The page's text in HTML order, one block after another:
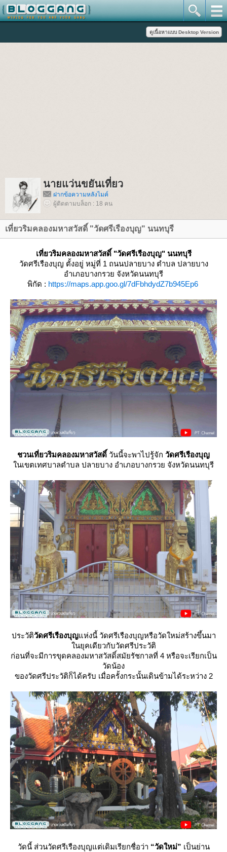
นายแว่นขยันเที่ยว
ฝากข้อความหลังไมค์
ผู้ติดตามบล็อก : 18 คน
เที่ยวริมคลองมหาสวัสดิ์ "วัดศรีเรืองบุญ" นนทบุรี
เที่ยวริมคลองมหาสวัสดิ์ "วัดศรีเรืองบุญ" นนทบุรี
วัดศรีเรืองบุญ ตั้งอยู่ หมู่ที่ 1 ถนนปลายบาง ตำบล ปลายบาง
อำเภอบางกรวย จังหวัดนนทบุรี
พิกัด : https://maps.app.goo.gl/7dFbhdydZ7b945Ep6
ชวนเที่ยวริมคลองมหาสวัสดิ์ วันนี้จะพาไปรู้จัก วัดศรีเรืองบุญ
นเขตเทศบาลตำบล ปลายบาง อำเภอบางกรวย จังหวัดนนทบุรี
ประวัติวัดศรีเรืองบุญห่งนี้ วัดศรีเรืองบุญหรือวัดใหม่สร้างขึ้นมา
นยุคเดียวกับวัดศรีประวัติ
ก่อนที่จะมีการขุดคลองมหาสวัสดิ์สมัยรัชกาลที่ 4 หรือจะเรียกเป็น
วัดน้อง
ของวัดศรีประวัติก็ได้ครับ เมื่อครั้งกระนั้นเดินข้ามได้ระหว่าง 2
วัดนี้ ส่วนวัดศรีเรืองบุญแต่เดิมเรียกชื่อว่า “วัดใหม่” เป็นย่าน